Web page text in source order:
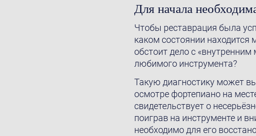
Для начала
Чтобы реставрация была
каком состоянии находится
обстоит дело с
любимого инструмента?
Такую диагностику может
осмотре фортепиано на
свидетельствует о
поиграв на инструменте и
необходимо для его